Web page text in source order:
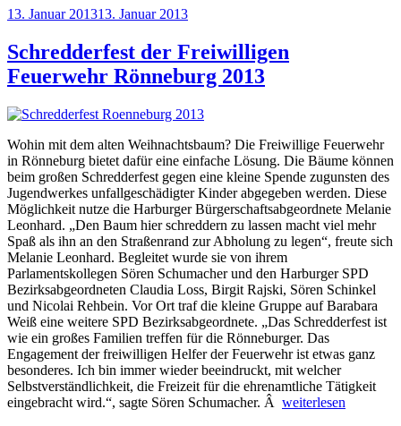
Veröffentlicht
13. Januar 201313. Januar 2013
Schredderfest der Freiwilligen
Feuerwehr Rönneburg 2013
Wohin mit dem alten Weihnachtsbaum? Die Freiwillige Feuerwehr
in Rönneburg bietet dafür eine einfache Lösung. Die Bäume können
beim großen Schredderfest gegen eine kleine Spende zugunsten des
Jugendwerkes unfallgeschädigter Kinder abgegeben werden. Diese
Möglichkeit nutze die Harburger Bürgerschaftsabgeordnete Melanie
Leonhard. „Den Baum hier schreddern zu lassen macht viel mehr
Spaß als ihn an den Straßenrand zur Abholung zu legen“, freute sich
Melanie Leonhard. Begleitet wurde sie von ihrem
Parlamentskollegen Sören Schumacher und den Harburger SPD
Bezirksabgeordneten Claudia Loss, Birgit Rajski, Sören Schinkel
und Nicolai Rehbein. Vor Ort traf die kleine Gruppe auf Barabara
Weiß eine weitere SPD Bezirksabgeordnete. „Das Schredderfest ist
wie ein großes Familien treffen für die Rönneburger. Das
Engagement der freiwilligen Helfer der Feuerwehr ist etwas ganz
besonderes. Ich bin immer wieder beeindruckt, mit welcher
Selbstverständlichkeit, die Freizeit für die ehrenamtliche Tätigkeit
eingebracht wird.“, sagte Sören Schumacher. Â „Schredderfest
weiterlesen